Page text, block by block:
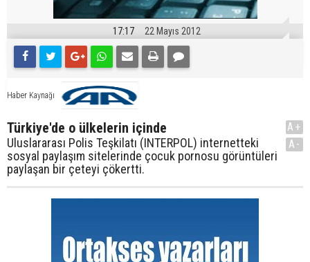
17:17 22 Mayıs 2012
Haber Kaynağı
Türkiye'de o ülkelerin içinde
Uluslararası Polis Teşkilatı (INTERPOL) internetteki
sosyal paylaşım sitelerinde çocuk pornosu görüntüleri
paylaşan bir çeteyi çökertti.
A+
A-